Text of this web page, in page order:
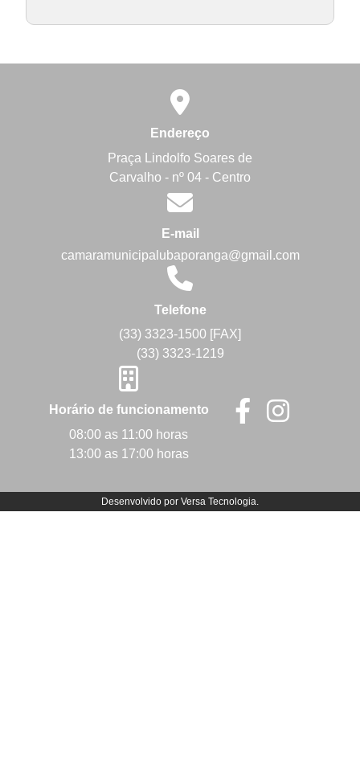
Endereço
Praça Lindolfo Soares de
Carvalho - nº 04 - Centro
E-mail
camaramunicipalubaporanga@gmail.com
Telefone
(33) 3323-1500 [FAX]
(33) 3323-1219
Horário de funcionamento
08:00 as 11:00 horas
13:00 as 17:00 horas
Desenvolvido por Versa Tecnologia.